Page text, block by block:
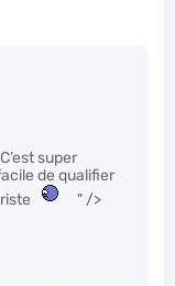
super
de qualifier
" />